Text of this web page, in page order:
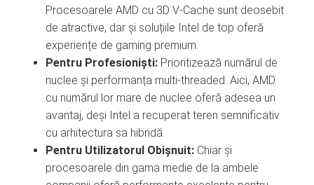
Procesoarele AMD cu 3D V-Cache sunt deosebit
de atractive, dar și soluțiile Intel de top oferă
experiențe de gaming premium.
Pentru Profesioniști: Prioritizează numărul de
nuclee și performanța multi-threaded. Aici, AMD
cu numărul lor mare de nuclee oferă adesea un
avantaj, deși Intel a recuperat teren semnificativ
cu arhitectura sa hibridă.
Pentru Utilizatorul Obișnuit: Chiar și
procesoarele din gama medie de la ambele